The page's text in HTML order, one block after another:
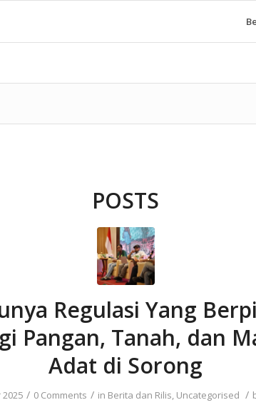
POSTS
Regulasi Yang
Pangan, Tanah, dan
Adat di Sorong
/ 0 Comments / in Berita dan Rilis, Uncategorised /